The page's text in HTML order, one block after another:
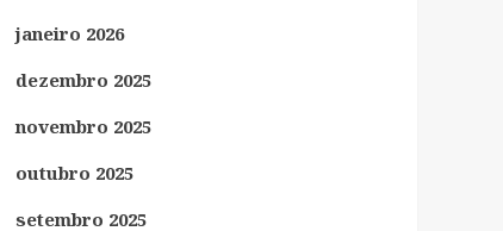
janeiro 2026
dezembro 2025
novembro 2025
outubro 2025
setembro 2025